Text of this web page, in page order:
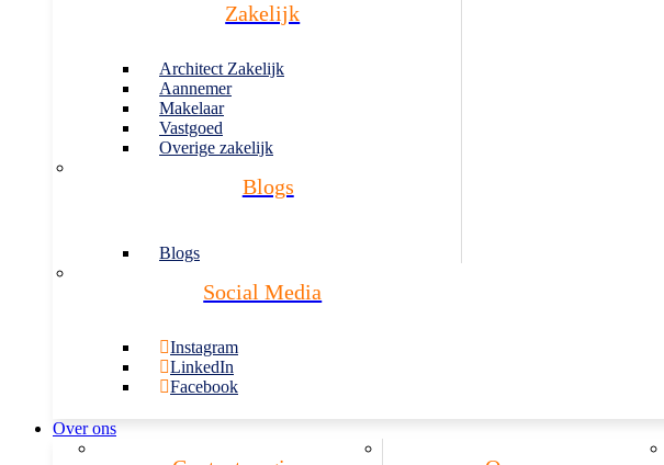
Zakelijk
Architect Zakelijk
Aannemer
Makelaar
Vastgoed
Overige zakelijk
Blogs
Blogs
Social Media
Instagram
LinkedIn
Facebook
Over ons